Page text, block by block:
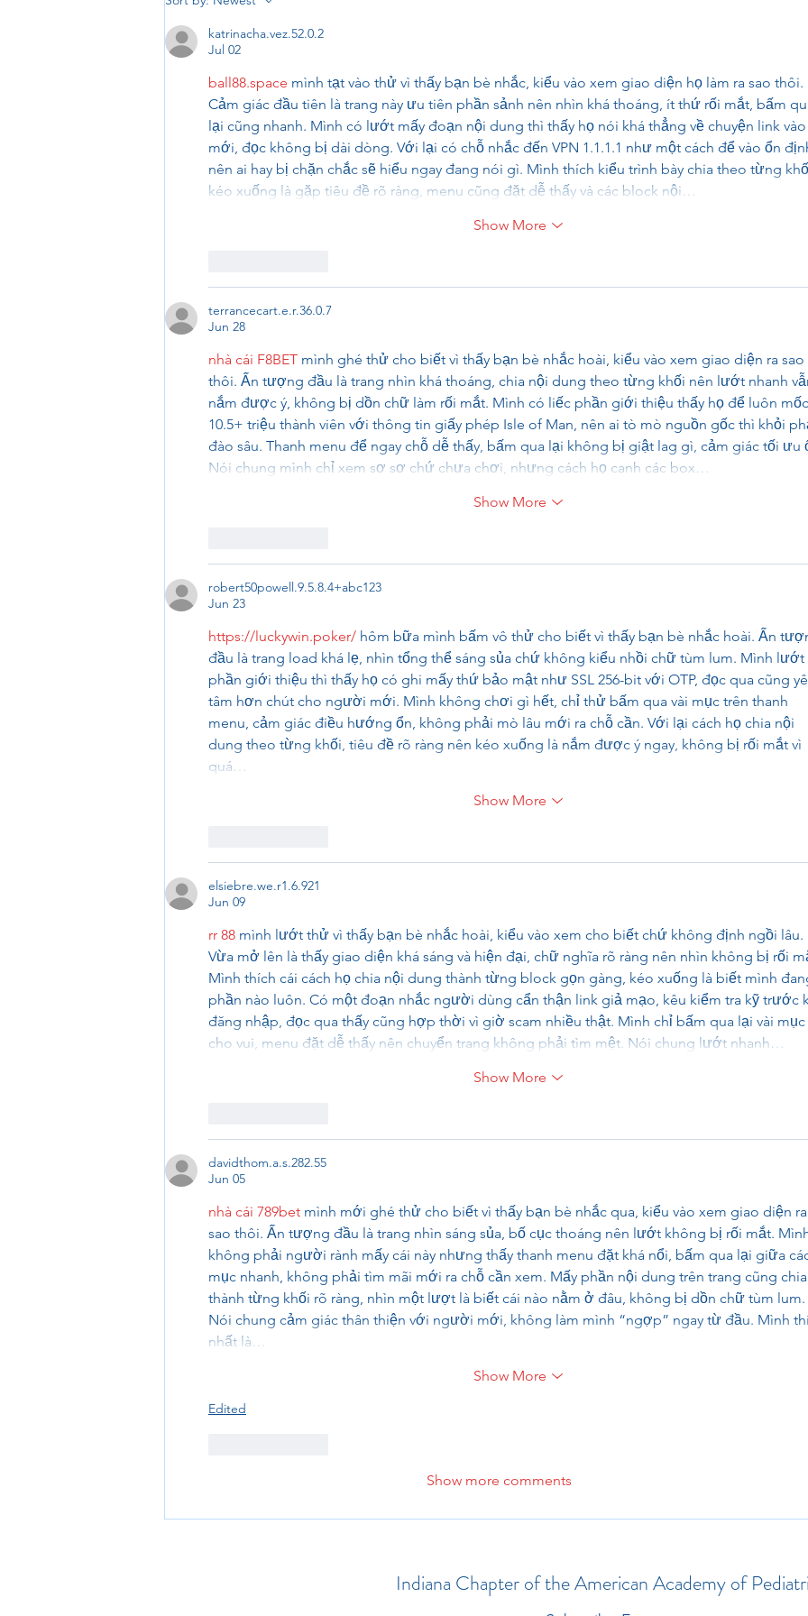
katrinacha.vez.52.0.2
Jul 02
ball88.space mình tạt vào thử vì thấy bạn bè nhắc, kiểu vào xem giao diện họ làm ra sao thôi.
Cảm giác đầu tiên là trang này ưu tiên phần sảnh nên nhìn khá thoáng, ít thứ rối mắt, bấm
lại cũng nhanh. Mình có lướt mấy đoạn nội dung thì thấy họ nói khá thẳng về chuyện link vào
mới, đọc không bị dài dòng. Với lại có chỗ nhắc đến VPN 1.1.1.1 như một cách để vào ổn
nên ai hay bị chặn chắc sẽ hiểu ngay đang nói gì. Mình thích kiểu trình bày chia theo từng
kéo xuống là gặp tiêu đề rõ ràng, menu cũng đặt dễ thấy và các block nội…
Show More
terrancecart.e.r.36.0.7
Jun 28
nhà cái F8BET mình ghé thử cho biết vì thấy bạn bè nhắc hoài, kiểu vào xem giao diện ra sao
thôi. Ấn tượng đầu là trang nhìn khá thoáng, chia nội dung theo từng khối nên lướt nhanh
nắm được ý, không bị dồn chữ làm rối mắt. Mình có liếc phần giới thiệu thấy họ để luôn mốc
10.5+ triệu thành viên với thông tin giấy phép Isle of Man, nên ai tò mò nguồn gốc thì khỏi
đào sâu. Thanh menu để ngay chỗ dễ thấy, bấm qua lại không bị giật lag gì, cảm giác tối ưu
Nói chung mình chỉ xem sơ sơ chứ chưa chơi, nhưng cách họ canh các box…
Show More
robert50powell.9.5.8.4+abc123
Jun 23
https://luckywin.poker/ hôm bữa mình bấm vô thử cho biết vì thấy bạn bè nhắc hoài. Ấn
đầu là trang load khá lẹ, nhìn tổng thể sáng sủa chứ không kiểu nhồi chữ tùm lum. Mình lướt
phần giới thiệu thì thấy họ có ghi mấy thứ bảo mật như SSL 256-bit với OTP, đọc qua cũng
tâm hơn chút cho người mới. Mình không chơi gì hết, chỉ thử bấm qua vài mục trên thanh
menu, cảm giác điều hướng ổn, không phải mò lâu mới ra chỗ cần. Với lại cách họ chia nội
dung theo từng khối, tiêu đề rõ ràng nên kéo xuống là nắm được ý ngay, không bị rối mắt vì
quá…
Show More
elsiebre.we.r1.6.921
Jun 09
rr 88 mình lướt thử vì thấy bạn bè nhắc hoài, kiểu vào xem cho biết chứ không định ngồi lâu.
Vừa mở lên là thấy giao diện khá sáng và hiện đại, chữ nghĩa rõ ràng nên nhìn không bị rối
Mình thích cái cách họ chia nội dung thành từng block gọn gàng, kéo xuống là biết mình
phần nào luôn. Có một đoạn nhắc người dùng cẩn thận link giả mạo, kêu kiểm tra kỹ trước
đăng nhập, đọc qua thấy cũng hợp thời vì giờ scam nhiều thật. Mình chỉ bấm qua lại vài mục
cho vui, menu đặt dễ thấy nên chuyển trang không phải tìm mệt. Nói chung lướt nhanh…
Show More
davidthom.a.s.282.55
Jun 05
nhà cái 789bet mình mới ghé thử cho biết vì thấy bạn bè nhắc qua, kiểu vào xem giao diện ra
sao thôi. Ấn tượng đầu là trang nhìn sáng sủa, bố cục thoáng nên lướt không bị rối mắt.
không phải người rành mấy cái này nhưng thấy thanh menu đặt khá nổi, bấm qua lại giữa
mục nhanh, không phải tìm mãi mới ra chỗ cần xem. Mấy phần nội dung trên trang cũng chia
thành từng khối rõ ràng, nhìn một lượt là biết cái nào nằm ở đâu, không bị dồn chữ tùm lum.
Nói chung cảm giác thân thiện với người mới, không làm mình “ngợp” ngay từ đầu. Mình
nhất là…
Show More
Edited
Show more comments
Indiana Chapter of the American Academy of